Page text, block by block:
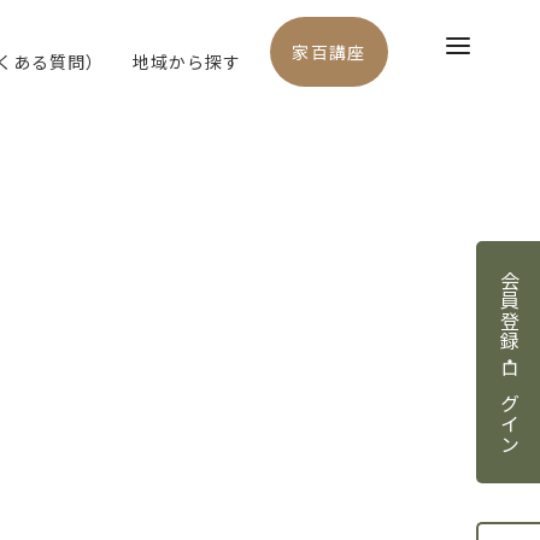
会員登録・ログイン
ある質問） 地域から探す 家百講座